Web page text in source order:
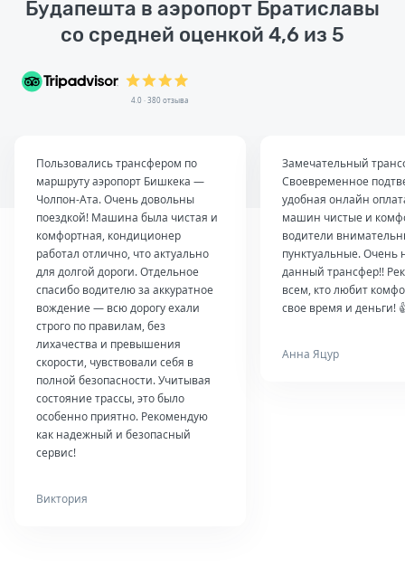
Будапешта в аэропорт Братиславы
со средней оценкой 4,6 из 5
4.0 · 380 отзыва
Пользовались трансфером по
маршруту аэропорт Бишкека —
Чолпон-Ата. Очень довольны
поездкой! Машина была чистая и
комфортная, кондиционер
работал отлично, что актуально
для долгой дороги. Отдельное
спасибо водителю за аккуратное
вождение — всю дорогу ехали
строго по правилам, без
лихачества и превышения
скорости, чувствовали себя в
полной безопасности. Учитывая
состояние трассы, это было
особенно приятно. Рекомендую
как надежный и безопасный
сервис!
Виктория
Замечательный
Своевременное
удобная онлайн
машин чистые и
водители
пунктуальные. Очень
данный трансфер!!
всем, кто любит
свое время и деньги!
Анна Яцур